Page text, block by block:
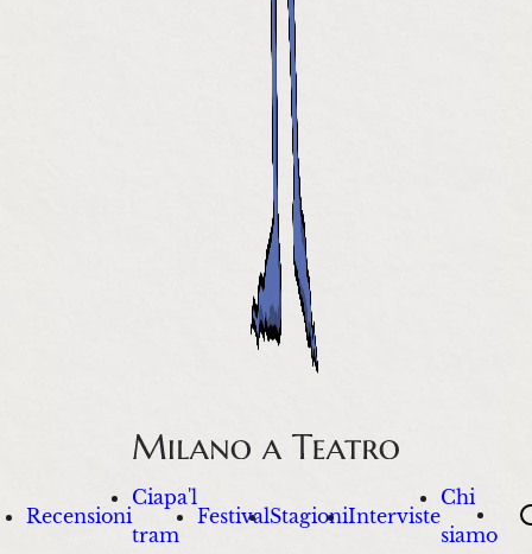
Recensioni
Ciapa'l
tram
FestivalStagioniInterviste
Chi
siamo